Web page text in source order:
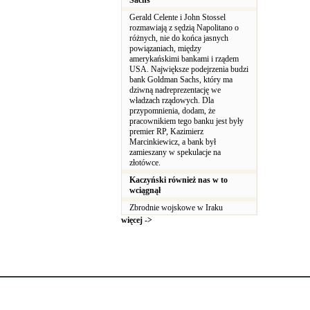
Gerald Celente i John Stossel
rozmawiają z sędzią Napolitano o
różnych, nie do końca jasnych
powiązaniach, między
amerykańskimi bankami i rządem
USA. Największe podejrzenia budzi
bank Goldman Sachs, który ma
dziwną nadreprezentację we
władzach rządowych. Dla
przypomnienia, dodam, że
pracownikiem tego banku jest były
premier RP, Kazimierz
Marcinkiewicz, a bank był
zamieszany w spekulacje na
złotówce.
Kaczyński również nas w to
wciągnął
Zbrodnie wojskowe w Iraku
więcej ->